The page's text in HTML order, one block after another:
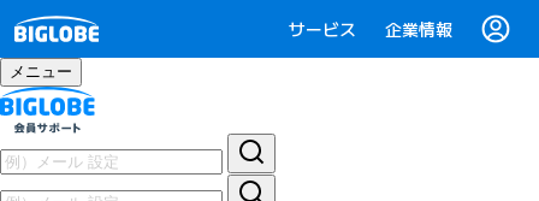
サービス 企業情報
メニュー